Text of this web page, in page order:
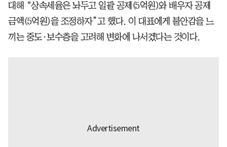
대해 “상속세율은 놔두고 일괄 공제(5억원)와 배우자 공제
금액(5억원)을 조정하자”고 했다. 이 대표에게 불안감을 느
끼는 중도·보수층을 고려해 변화에 나서겠다는 것이다.